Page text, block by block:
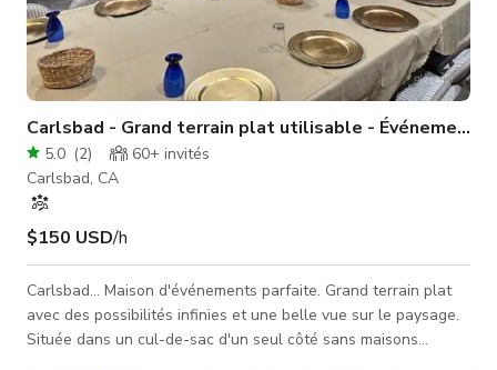
Carlsbad - Grand terrain plat utilisable - Événements
5.0 (2) 60+ invités
Carlsbad, CA
$150 USD/h
Carlsbad... Maison d'événements parfaite. Grand terrain plat
avec des possibilités infinies et une belle vue sur le paysage.
Située dans un cul-de-sac d'un seul côté sans maisons